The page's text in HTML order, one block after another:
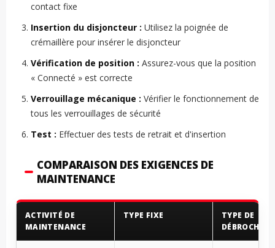
contact fixe
Insertion du disjoncteur : Utilisez la poignée de
crémaillère pour insérer le disjoncteur
Vérification de position : Assurez-vous que la position
« Connecté » est correcte
Verrouillage mécanique : Vérifier le fonctionnement de
tous les verrouillages de sécurité
Test : Effectuer des tests de retrait et d'insertion
COMPARAISON DES EXIGENCES DE
MAINTENANCE
ACTIVITÉ DE
MAINTENANCE
TYPE FIXE
TYPE DE